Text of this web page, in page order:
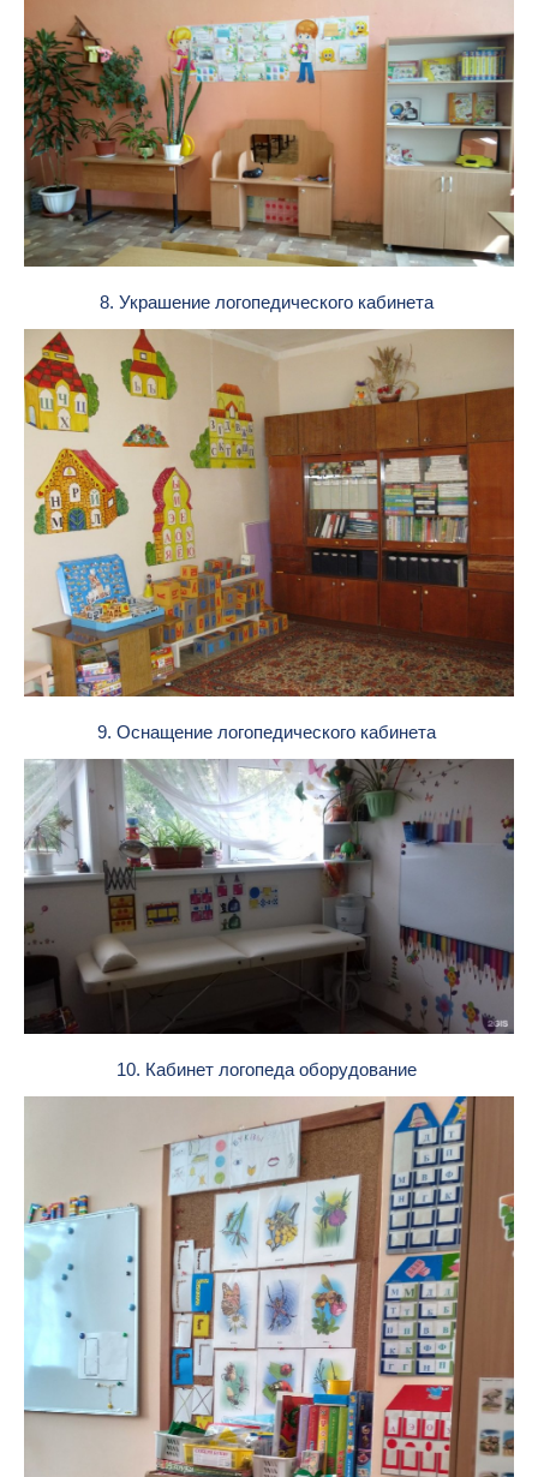
8. Украшение логопедического кабинета
9. Оснащение логопедического кабинета
10. Кабинет логопеда оборудование